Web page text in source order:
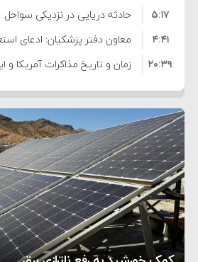
فساد و اختلاس اموال
حادثه دریایی در نزدیکی سواحل
۵:۱۷
معاون دفتر پزشکیان: ادعای
واهی و کذب محض است
۴:۴۱
زمان و تاریخ مذاکرات آمریکا و
نشده است
۲۰:۳۹
وزیر جنگ آمریکا: ماشین جنگی
نظامی علیه ایران است
۶:۵۰
موافقت ترامپ با لغو حمله به
۶:۲۱
هشدار عراقچی به همتای
آمریکا
۲:۱۵
مقام ارشد امنیتی: برنامه
دیوانگی آمریکا داریم
۷:۱۰
ترامپ دستور حملات جدید علیه
۵:۴۵
سپاه: دو نفتکش متخلف مورد
متوقف شدند
۱۲:۵۹
ترامپ مدعی توافق تاریخی
۸:۵۷
تحسین کارگردان «جنگ و صلح» از